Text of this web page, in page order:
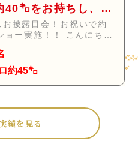
40㌔をお持ちし、マ
お祝いしてまいり
披露目会！お祝いで約
ー実施！！ こんにち
約45㌔
績を見る